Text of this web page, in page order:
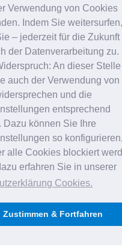
Verwendung von Cookies
Indem Sie weitersurfen,
– jederzeit für die Zukunft
der Datenverarbeitung zu.
An dieser Stelle
auch der Verwendung von
und die
entsprechend
Dazu können Sie Ihre
so
alle Cookies blockiert
erfahren Sie in unserer
Cookies.
Zustimmen & Fortfahren